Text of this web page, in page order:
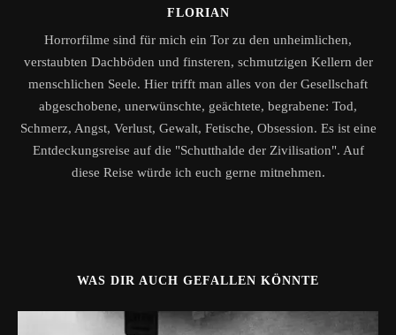
FLORIAN
Horrorfilme sind für mich ein Tor zu den unheimlichen,
verstaubten Dachböden und finsteren, schmutzigen Kellern der
menschlichen Seele. Hier trifft man alles von der Gesellschaft
abgeschobene, unerwünschte, geächtete, begrabene: Tod,
Schmerz, Angst, Verlust, Gewalt, Fetische, Obsession. Es ist eine
Entdeckungsreise auf die "Schutthalde der Zivilisation". Auf
diese Reise würde ich euch gerne mitnehmen.
WAS DIR AUCH GEFALLEN KÖNNTE